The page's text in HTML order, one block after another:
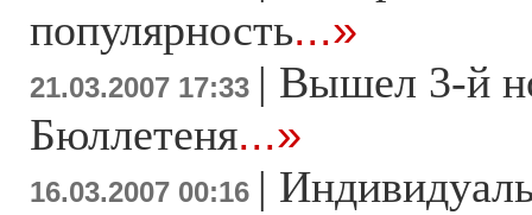
популярность...»
21.03.2007 17:33 | Вышел 3-й
Бюллетеня...»
16.03.2007 00:16 |